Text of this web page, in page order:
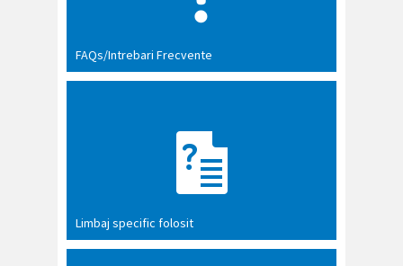
FAQs/Intrebari Frecvente
Limbaj specific folosit